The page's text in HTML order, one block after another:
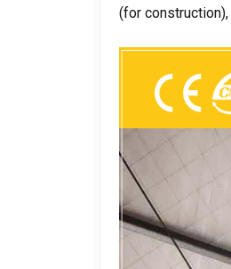
(for construction),